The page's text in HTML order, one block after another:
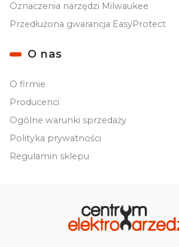
Oznaczenia narzędzi Milwaukee
Przedłużona gwarancja EasyProtect
O nas
O firmie
Producenci
Ogólne warunki sprzedaży
Polityka prywatności
Regulamin sklepu